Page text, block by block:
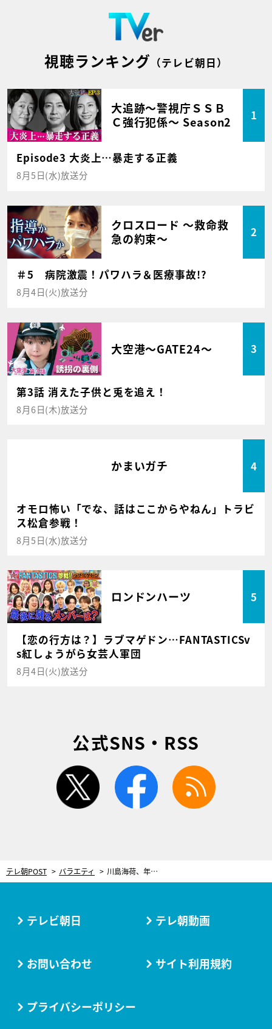
視聴ランキング （テレビ朝日）
大追跡～警視庁ＳＳＢ
Ｃ強行犯係～ Season2
1
Episode3 大炎上…暴走する正義
8月5日(水)放送分
クロスロード ～救命救
急の約束～
2
＃5 病院激震！パワハラ＆医療事故!?
8月4日(火)放送分
大空港～GATE24～ 3
第3話 消えた子供と兎を追え！
8月6日(木)放送分
かまいガチ 4
オモロ怖い「でな、話はここからやねん」トラビ
ス松倉参戦！
8月5日(水)放送分
ロンドンハーツ 5
【恋の行方は？】ラブマゲドン…FANTASTICSv
s紅しょうがら女芸人軍団
8月4日(火)放送分
公式SNS・RSS
twitter facebook
テレ朝POST バラエティ 川島海荷、年下夫と見つめ合い…またも急接近！スタジオも絶賛「歴代1位の仕上がり」
テレビ朝日 テレ朝動画
お問い合わせ サイト利用規約
プライバシーポリシー